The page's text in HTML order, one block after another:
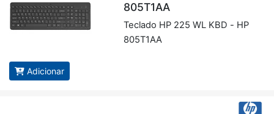
805T1AA
Te­clado HP 225 WL KBD - HP
805T1AA
Adicionar